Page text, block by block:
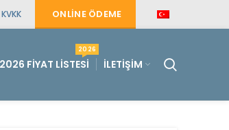
KVKK ONLINE ÖDEME
2026 FIYAT LISTESI
2026
İLETIŞIM